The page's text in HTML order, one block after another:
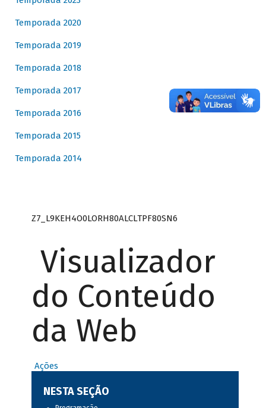
Temporada 2020
Temporada 2019
Temporada 2018
Temporada 2017
Temporada 2016
Temporada 2015
Temporada 2014
Z7_L9KEH4O0LORH80ALCLTPF80SN6
Visualizador
do Conteúdo
da Web
Ações
NESTA SEÇÃO